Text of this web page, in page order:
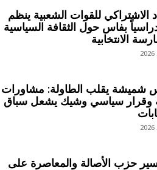
الاشتراكي للقوات الشعبية ينظم
بفاس حول الثقافة السياسية
الانتخابية
شميشة يقلب الطاولة: مشاورات
وقرار سياسي وشيك يشعل سباق
حزب الأصالة والمعاصرة على